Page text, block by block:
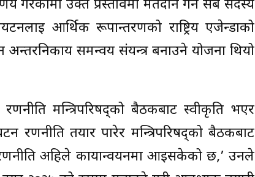
गरेकोमा उक्त प्रस्तावमा मतदान गर्ने सबै सदस्य
आर्थिक रूपान्तरणको राष्ट्रिय एजेन्डाको
समन्वय संयन्त्र बनाउने योजना थियो
मन्त्रिपरिषद्को बैठकबाट स्वीकृति भएर
रणनीति तयार पारेर मन्त्रिपरिषद्को बैठकबाट
अहिले कार्यान्वयनमा आइसकेको छ,’ उनले